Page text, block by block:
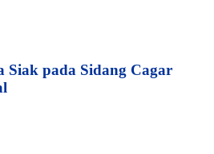
Siak pada Sidang Cagar